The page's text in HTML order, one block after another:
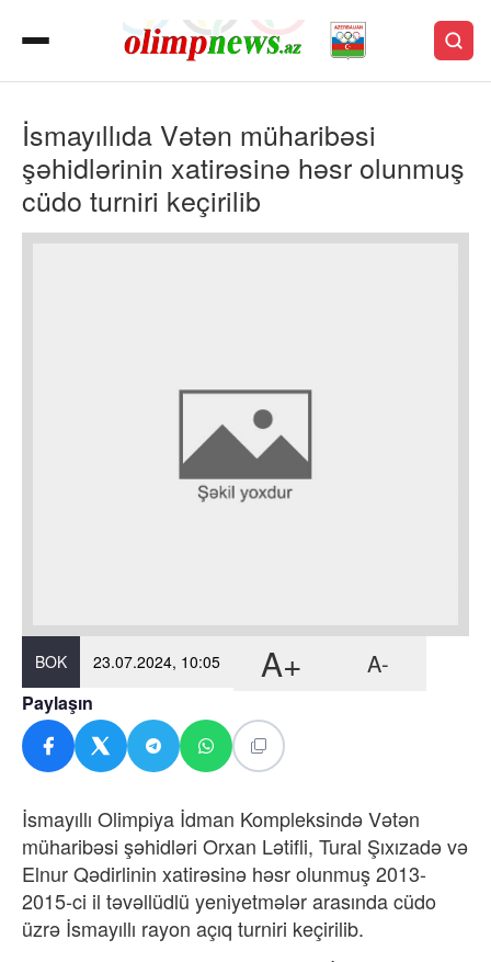
İsmayıllıda Vətən müharibəsi
şəhidlərinin xatirəsinə həsr olunmuş
cüdo turniri keçirilib
BOK 23.07.2024, 10:05 A+ A-
Paylaşın
İsmayıllı Olimpiya İdman Kompleksində Vətən
müharibəsi şəhidləri Orxan Lətifli, Tural Şıxızadə və
Elnur Qədirlinin xatirəsinə həsr olunmuş 2013-
2015-ci il təvəllüdlü yeniyetmələr arasında cüdo
üzrə İsmayıllı rayon açıq turniri keçirilib.